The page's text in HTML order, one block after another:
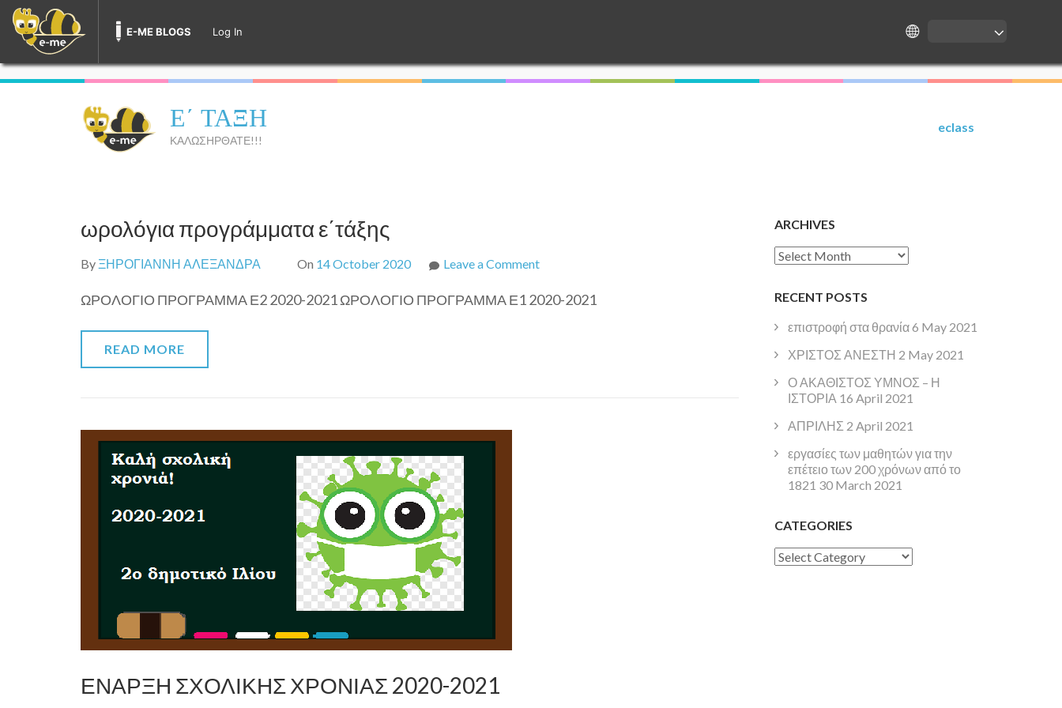
E-ME BLOGS Log In
Skip
Ε΄ ΤΑΞΗ
ΚΑΛΩΣΗΡΘΑΤΕ!!!
eclass
ωρολόγια προγράμματα ε΄τάξης
By ΞΗΡΟΓΙΑΝΝΗ ΑΛΕΞΑΝΔΡΑ On 14 October 2020 Leave a Commenton
προγράμματα
ΩΡΟΛΟΓΙΟ ΠΡΟΓΡΑΜΜΑ Ε2 2020-2021 ΩΡΟΛΟΓΙΟ ΠΡΟΓΡΑΜΜΑ Ε1 2020-2021
READ MORE
ΕΝΑΡΞΗ ΣΧΟΛΙΚΗΣ ΧΡΟΝΙΑΣ 2020-2021
ARCHIVES
Archives
RECENT POSTS
επιστροφή στα θρανία6 May 2021
ΧΡΙΣΤΟΣ ΑΝΕΣΤΗ 2 May 2021
Ο ΑΚΑΘΙΣΤΟΣ ΥΜΝΟΣ – Η
ΙΣΤΟΡΙΑ 16 April 2021
ΑΠΡΙΛΗΣ 2 April 2021
εργασίες των μαθητών για την
επέτειο των 200 χρόνων από το
1821 30 March 2021
CATEGORIES
Categories